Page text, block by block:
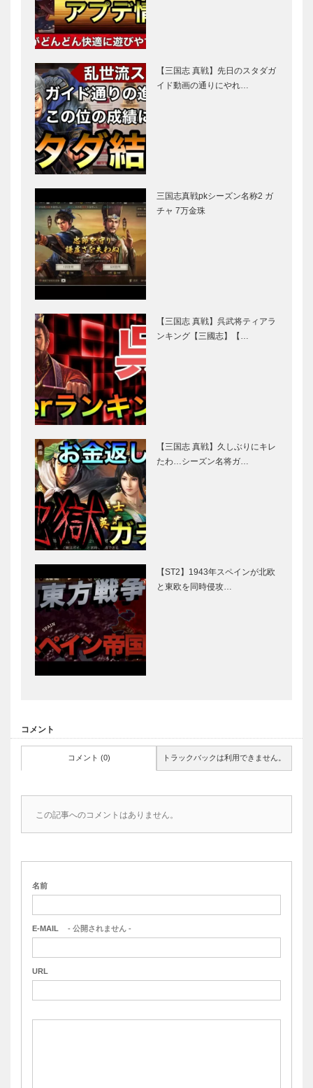
【三国志 真戦】先日のスタダガ
イド動画の通りにやれ…
三国志真戦pkシーズン名称2 ガ
チャ 7万金珠
【三国志 真戦】呉武将ティアラ
ンキング【三國志】【…
【三国志 真戦】久しぶりにキレ
たわ…シーズン名将ガ…
【ST2】1943年スペインが北欧
と東欧を同時侵攻…
コメント
コメント (0) トラックバックは利用できません。
この記事へのコメントはありません。
名前
E-MAIL - 公開されません -
URL